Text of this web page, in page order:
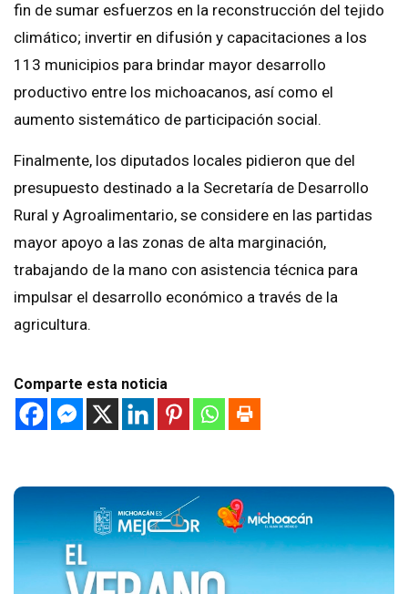
fin de sumar esfuerzos en la reconstrucción del tejido
climático; invertir en difusión y capacitaciones a los
113 municipios para brindar mayor desarrollo
productivo entre los michoacanos, así como el
aumento sistemático de participación social.
Finalmente, los diputados locales pidieron que del
presupuesto destinado a la Secretaría de Desarrollo
Rural y Agroalimentario, se considere en las partidas
mayor apoyo a las zonas de alta marginación,
trabajando de la mano con asistencia técnica para
impulsar el desarrollo económico a través de la
agricultura.
Comparte esta noticia